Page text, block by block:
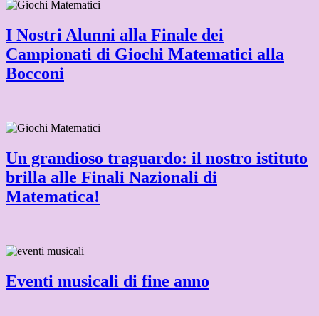
I Nostri Alunni alla Finale dei
Campionati di Giochi Matematici alla
Bocconi
Un grandioso traguardo: il nostro istituto
brilla alle Finali Nazionali di
Matematica!
Eventi musicali di fine anno